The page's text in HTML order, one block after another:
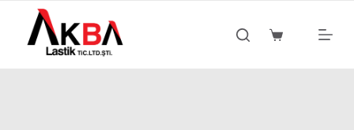
Shopping